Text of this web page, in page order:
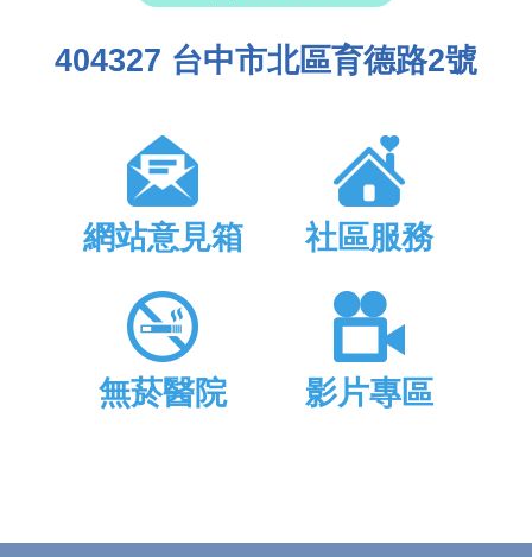
404327 台中市北區育德路2號
網站意見箱 社區服務
無菸醫院 影片專區